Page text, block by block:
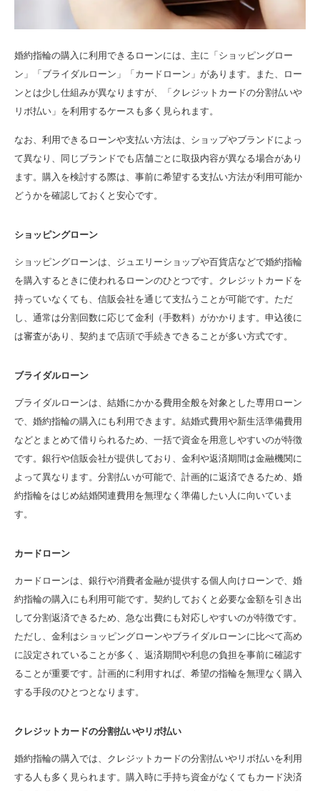
婚約指輪の購入に利用できるローンには、主に「ショッピングロー
ン」「ブライダルローン」「カードローン」があります。また、ロー
ンとは少し仕組みが異なりますが、「クレジットカードの分割払いや
リボ払い」を利用するケースも多く見られます。
なお、利用できるローンや支払い方法は、ショップやブランドによっ
て異なり、同じブランドでも店舗ごとに取扱内容が異なる場合があり
ます。購入を検討する際は、事前に希望する支払い方法が利用可能か
どうかを確認しておくと安心です。
ショッピングローン
ショッピングローンは、ジュエリーショップや百貨店などで婚約指輪
を購入するときに使われるローンのひとつです。クレジットカードを
持っていなくても、信販会社を通じて支払うことが可能です。ただ
し、通常は分割回数に応じて金利（手数料）がかかります。申込後に
は審査があり、契約まで店頭で手続きできることが多い方式です。
ブライダルローン
ブライダルローンは、結婚にかかる費用全般を対象とした専用ローン
で、婚約指輪の購入にも利用できます。結婚式費用や新生活準備費用
などとまとめて借りられるため、一括で資金を用意しやすいのが特徴
です。銀行や信販会社が提供しており、金利や返済期間は金融機関に
よって異なります。分割払いが可能で、計画的に返済できるため、婚
約指輪をはじめ結婚関連費用を無理なく準備したい人に向いていま
す。
カードローン
カードローンは、銀行や消費者金融が提供する個人向けローンで、婚
約指輪の購入にも利用可能です。契約しておくと必要な金額を引き出
して分割返済できるため、急な出費にも対応しやすいのが特徴です。
ただし、金利はショッピングローンやブライダルローンに比べて高め
に設定されていることが多く、返済期間や利息の負担を事前に確認す
ることが重要です。計画的に利用すれば、希望の指輪を無理なく購入
する手段のひとつとなります。
クレジットカードの分割払いやリボ払い
婚約指輪の購入では、クレジットカードの分割払いやリボ払いを利用
する人も多く見られます。購入時に手持ち資金がなくてもカード決済